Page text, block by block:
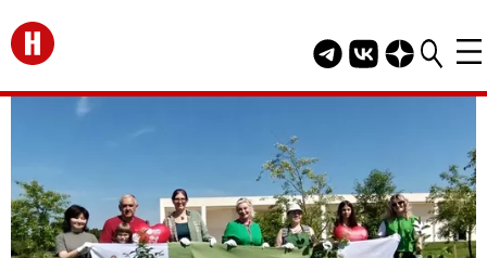
Перейти на главную
Telegram канал
Группа HELLO
Канал